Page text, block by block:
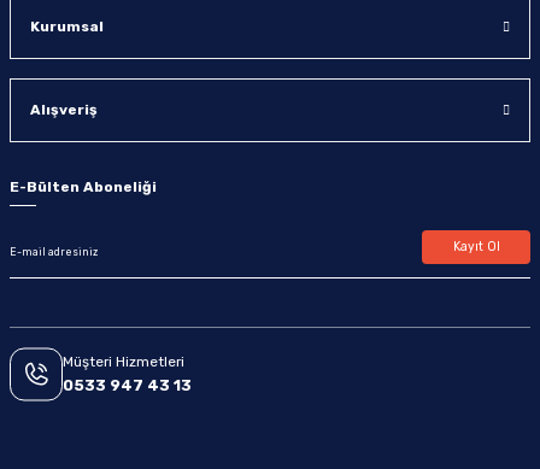
Kurumsal
Alışveriş
E-Bülten Aboneliği
Kayıt Ol
Müşteri Hizmetleri
0533 947 43 13